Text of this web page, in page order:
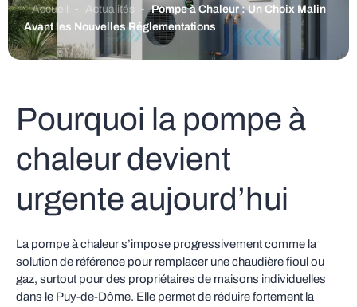
Accueil - Actualités - Pompe à Chaleur : Un Choix Malin
Avant les Nouvelles Réglementations
Pourquoi la pompe à
chaleur devient
urgente aujourd’hui
La pompe à chaleur s’impose progressivement comme la
solution de référence pour remplacer une chaudière fioul ou
gaz, surtout pour des propriétaires de maisons individuelles
dans le Puy-de-Dôme. Elle permet de réduire fortement la